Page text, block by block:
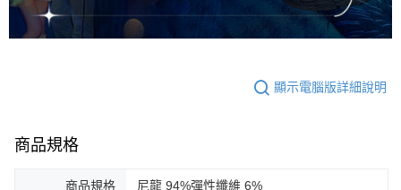
顯示電腦版詳細說明
商品規格
商品規格 尼龍 94%彈性纖維 6%